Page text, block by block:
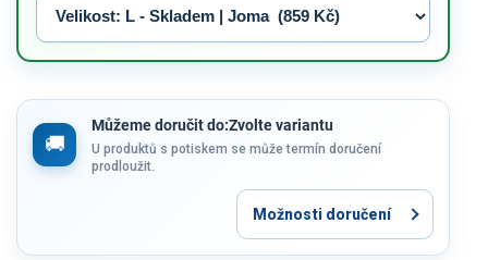
Můžeme doručit do:Zvolte variantu
U produktů s potiskem se může termín doručení
prodloužit.
Možnosti doručení